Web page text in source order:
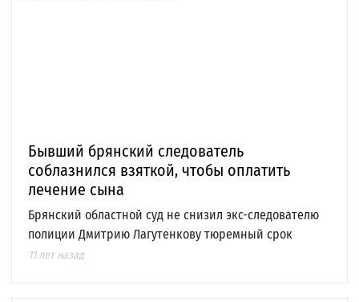
Бывший брянский следователь
соблазнился взяткой, чтобы оплатить
лечение сына
Брянский областной суд не снизил экс-следователю
полиции Дмитрию Лагутенкову тюремный срок
11 лет назад